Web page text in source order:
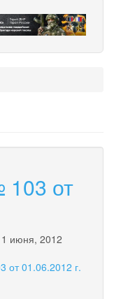
103 от
июня, 2012
от 01.06.2012 г.